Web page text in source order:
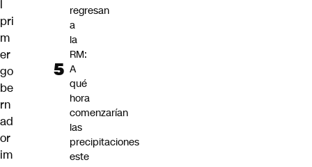
l
pri
m
er
go
be
rn
ad
or
im
regresan
a
la
RM:
A
qué
hora
comenzarían
las
precipitaciones
este